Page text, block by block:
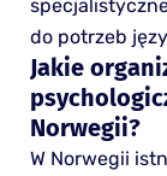
do potrzeb
Jakie
Norwegii?
W Norwegii